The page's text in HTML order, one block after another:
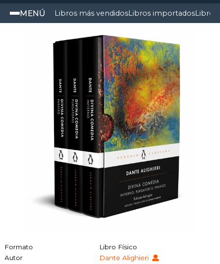
MENÚ Libros más vendidosLibros importadosLibros
Formato
Libro Físico
Autor
Dante Alighieri